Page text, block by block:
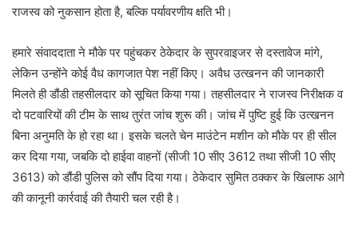
राजस्व को नुकसान होता है, बल्कि पर्यावरणीय क्षति भी।
हमारे संवाददाता ने मौके पर पहुंचकर ठेकेदार के सुपरवाइजर से दस्तावेज मांगे,
लेकिन उन्होंने कोई वैध कागजात पेश नहीं किए। अवैध उत्खनन की जानकारी
मिलते ही डौंडी तहसीलदार को सूचित किया गया। तहसीलदार ने राजस्व निरीक्षक व
दो पटवारियों की टीम के साथ तुरंत जांच शुरू की। जांच में पुष्टि हुई कि उत्खनन
बिना अनुमति के हो रहा था। इसके चलते चेन माउंटेन मशीन को मौके पर ही सील
कर दिया गया, जबकि दो हाईवा वाहनों (सीजी 10 सीए 3612 तथा सीजी 10 सीए
3613) को डौंडी पुलिस को सौंप दिया गया। ठेकेदार सुमित ठक्कर के खिलाफ आगे
की कानूनी कार्रवाई की तैयारी चल रही है।